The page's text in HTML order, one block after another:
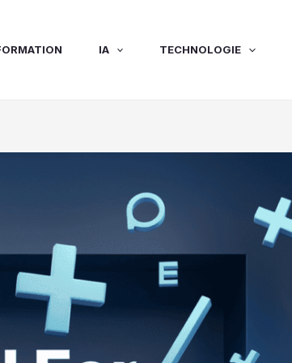
IA TECHNOLOGIE